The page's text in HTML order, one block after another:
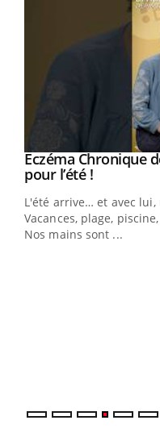
Youtube
Eczéma Chronique
pour l’été !Youtube
L'été arrive… et avec lui,
Vacances, plage,
Nos mains sont ...